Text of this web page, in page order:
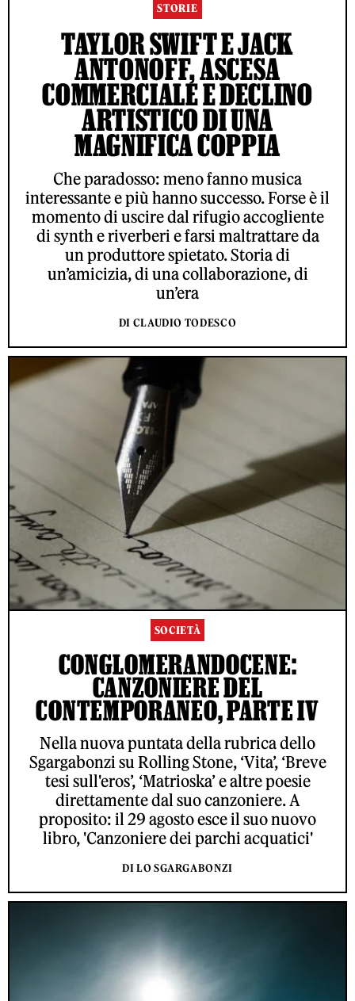
STORIE
TAYLOR SWIFT E JACK
ANTONOFF, ASCESA
COMMERCIALE E DECLINO
ARTISTICO DI UNA
MAGNIFICA COPPIA
Che paradosso: meno fanno musica
interessante e più hanno successo. Forse è il
momento di uscire dal rifugio accogliente
di synth e riverberi e farsi maltrattare da
un produttore spietato. Storia di
un’amicizia, di una collaborazione, di
un’era
DI CLAUDIO TODESCO
SOCIETÀ
CONGLOMERANDOCENE:
CANZONIERE DEL
CONTEMPORANEO, PARTE IV
Nella nuova puntata della rubrica dello
Sgargabonzi su Rolling Stone, ‘Vita’, ‘Breve
tesi sull'eros’, ‘Matrioska’ e altre poesie
direttamente dal suo canzoniere. A
proposito: il 29 agosto esce il suo nuovo
libro, 'Canzoniere dei parchi acquatici'
DI LO SGARGABONZI